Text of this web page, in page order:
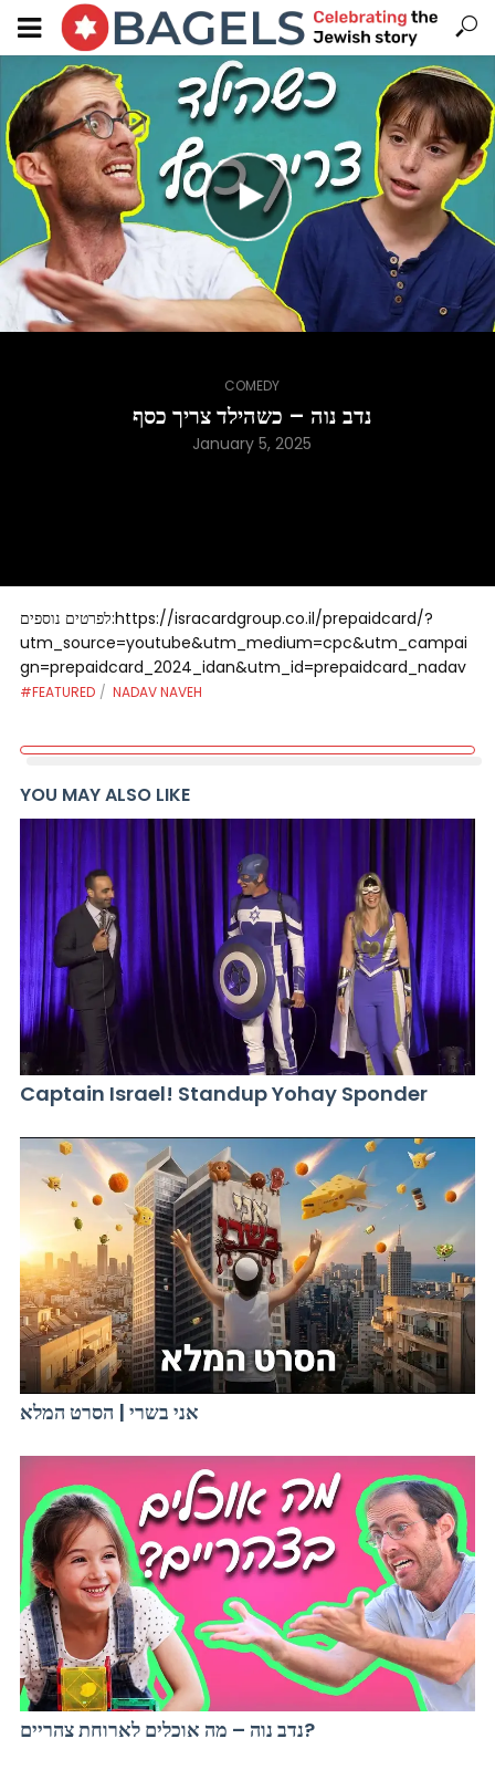
COMEDY
נדב נוה – כשהילד צריך כסף
January 5, 2025
לפרטים נוספים:https://isracardgroup.co.il/prepaidcard/?
utm_source=youtube&utm_medium=cpc&utm_campai
gn=prepaidcard_2024_idan&utm_id=prepaidcard_nadav
#FEATURED NADAV NAVEH
YOU MAY ALSO LIKE
Captain Israel! Standup Yohay Sponder
אני בשרי | הסרט המלא
נדב נוה – מה אוכלים לארוחת צהריים?